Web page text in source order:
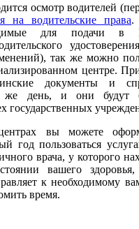
осмотр водителей
на водительские права.
для подачи
так же можно
центре.
документы и
день, и они будут
государственных
вы можете
год пользоваться
врача, у которого
вашего
к необходимому
время.